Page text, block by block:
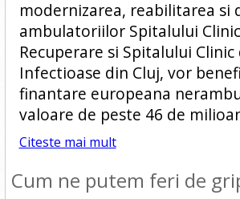
modernizarea, reabilitarea si
ambulatoriilor Spitalului
Recuperare si Spitalului Clinic
Infectioase din Cluj, vor
finantare europeana
valoare de peste 46 de
Citeste mai mult
Cum ne putem feri de